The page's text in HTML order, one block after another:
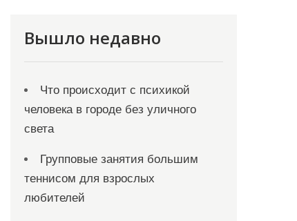
Вышло недавно
Что происходит с психикой
человека в городе без уличного
света
Групповые занятия большим
теннисом для взрослых
любителей